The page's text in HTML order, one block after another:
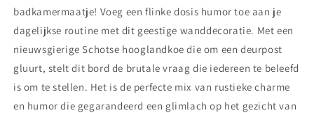
badkamermaatje! Voeg een flinke dosis humor toe aan je
dagelijkse routine met dit geestige wanddecoratie. Met een
nieuwsgierige Schotse hooglandkoe die om een deurpost
gluurt, stelt dit bord de brutale vraag die iedereen te beleefd
is om te stellen. Het is de perfecte mix van rustieke charme
en humor die gegarandeerd een glimlach op het gezicht van